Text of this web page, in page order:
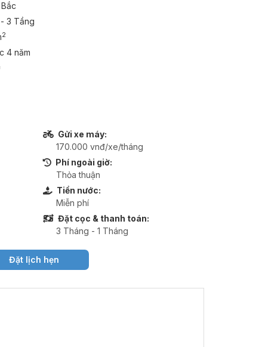
- 3 Tầng
2
4 năm
Gửi xe máy:
170.000 vnđ/xe/tháng
Phí ngoài giờ:
Thỏa thuận
Tiền nước:
Miễn phí
Đặt cọc & thanh toán:
3 Tháng - 1 Tháng
Đặt lịch hẹn